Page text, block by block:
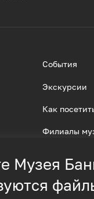
События
Экскурсии
Как
Филиалы
Музея